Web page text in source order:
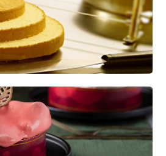
soorten gebak